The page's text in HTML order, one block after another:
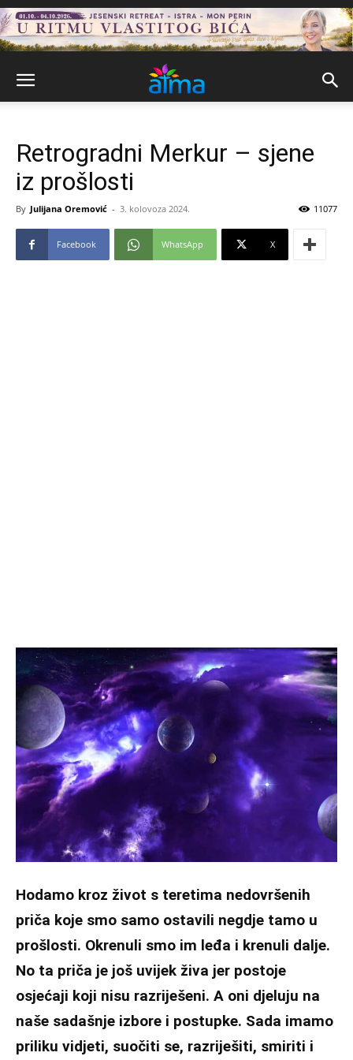
Retrogradni Merkur – sjene
iz prošlosti
By Julijana Oremović - 3. kolovoza 2024. 11077
Facebook WhatsApp X
Hodamo kroz život s teretima nedovršenih
priča koje smo samo ostavili negdje tamo u
prošlosti. Okrenuli smo im leđa i krenuli dalje.
No ta priča je još uvijek živa jer postoje
osjećaji koji nisu razriješeni. A oni djeluju na
naše sadašnje izbore i postupke. Sada imamo
priliku vidjeti, suočiti se, razriješiti, smiriti i